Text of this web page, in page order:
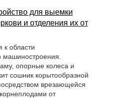
для выемки
и отделения их от
к области
машиностроения.
опорные колеса и
сошник корытообразной
врезающейся
от